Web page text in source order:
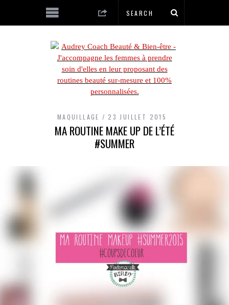
MAQUILLAGE 23 JUILLET 2015
MA ROUTINE MAKE UP DE L’ÉTÉ
#SUMMER